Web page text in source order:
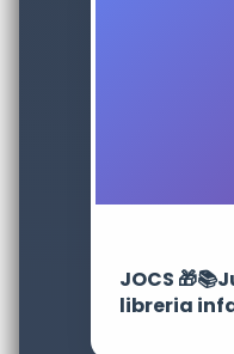
JOCS
libreria